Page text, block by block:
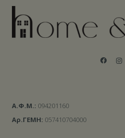
Α.Φ.Μ.: 094201160
Αρ.ΓΕΜΗ: 057410704000